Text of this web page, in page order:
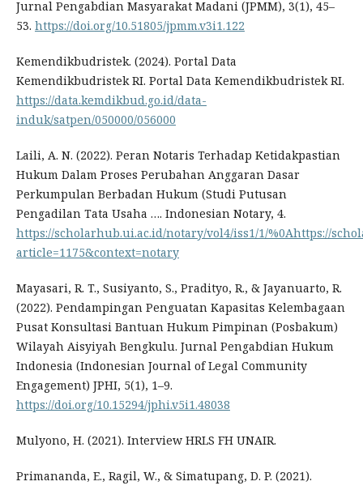
Jurnal Pengabdian Masyarakat Madani (JPMM), 3(1), 45–
53. https://doi.org/10.51805/jpmm.v3i1.122
Kemendikbudristek. (2024). Portal Data
Kemendikbudristek RI. Portal Data Kemendikbudristek RI.
https://data.kemdikbud.go.id/data-
induk/satpen/050000/056000
Laili, A. N. (2022). Peran Notaris Terhadap Ketidakpastian
Hukum Dalam Proses Perubahan Anggaran Dasar
Perkumpulan Berbadan Hukum (Studi Putusan
Pengadilan Tata Usaha …. Indonesian Notary, 4.
https://scholarhub.ui.ac.id/notary/vol4/iss1/1/%0Ahttps://
article=1175&context=notary
Mayasari, R. T., Susiyanto, S., Pradityo, R., & Jayanuarto, R.
(2022). Pendampingan Penguatan Kapasitas Kelembagaan
Pusat Konsultasi Bantuan Hukum Pimpinan (Posbakum)
Wilayah Aisyiyah Bengkulu. Jurnal Pengabdian Hukum
Indonesia (Indonesian Journal of Legal Community
Engagement) JPHI, 5(1), 1–9.
https://doi.org/10.15294/jphi.v5i1.48038
Mulyono, H. (2021). Interview HRLS FH UNAIR.
Primananda, E., Ragil, W., & Simatupang, D. P. (2021).